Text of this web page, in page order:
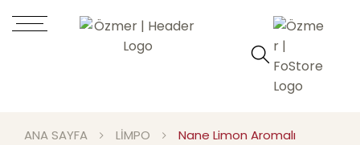
ANA SAYFA LİMPO
Nane Limon Aromalı